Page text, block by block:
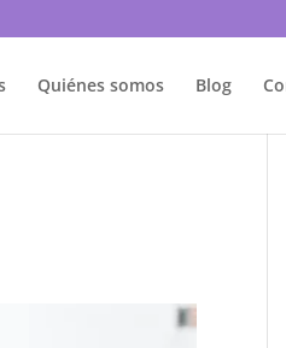
Quiénes somos Blog